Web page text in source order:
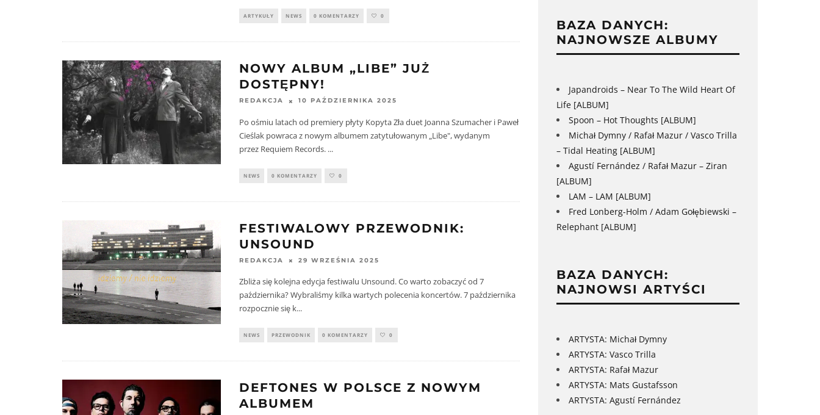
ARTYKUŁY NEWS 0 KOMENTARZY 0
NOWY ALBUM „LIBE” JUŻ
DOSTĘPNY!
REDAKCJA 10 PAŹDZIERNIKA 2025
Po ośmiu latach od premiery płyty Kopyta Zła duet Joanna Szumacher i Paweł
Cieślak powraca z nowym albumem zatytułowanym „Libe", wydanym
przez Requiem Records. ...
NEWS 0 KOMENTARZY 0
FESTIWALOWY PRZEWODNIK:
UNSOUND
REDAKCJA 29 WRZEŚNIA 2025
Zbliża się kolejna edycja festiwalu Unsound. Co warto zobaczyć od 7
października? Wybraliśmy kilka wartych polecenia koncertów. 7 października
rozpocznie się k...
NEWS PRZEWODNIK 0 KOMENTARZY 0
DEFTONES W POLSCE Z NOWYM
ALBUMEM
BAZA DANYCH:
NAJNOWSZE ALBUMY
Japandroids – Near To The Wild Heart Of
Life [ALBUM]
Spoon – Hot Thoughts [ALBUM]
Michał Dymny / Rafał Mazur / Vasco Trilla
– Tidal Heating [ALBUM]
Agustí Fernández / Rafał Mazur – Ziran
[ALBUM]
LAM – LAM [ALBUM]
Fred Lonberg-Holm / Adam Gołębiewski –
Relephant [ALBUM]
BAZA DANYCH:
NAJNOWSI ARTYŚCI
ARTYSTA: Michał Dymny
ARTYSTA: Vasco Trilla
ARTYSTA: Rafał Mazur
ARTYSTA: Mats Gustafsson
ARTYSTA: Agustí Fernández